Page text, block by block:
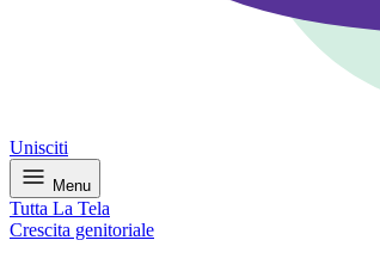
Unisciti
Menu
Tutta La Tela
Crescita genitoriale